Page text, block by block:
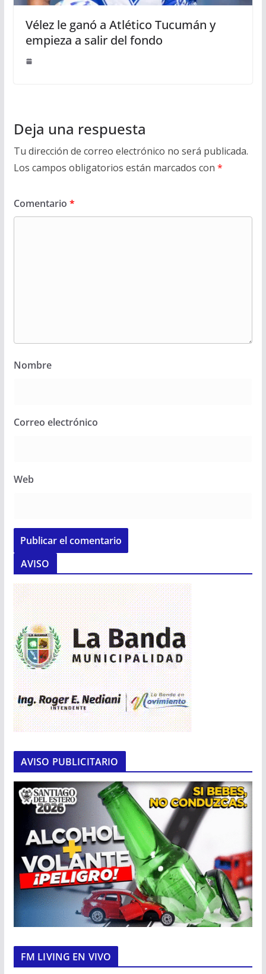
Vélez le ganó a Atlético Tucumán y
empieza a salir del fondo
Deja una respuesta
Tu dirección de correo electrónico no será publicada.
Los campos obligatorios están marcados con *
Comentario *
Nombre
Correo electrónico
Web
AVISO
AVISO PUBLICITARIO
FM LIVING EN VIVO